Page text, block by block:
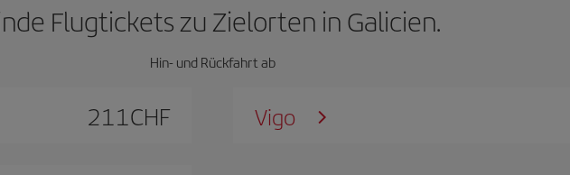
Flugtickets zu Zielorten in Galicien.
Hin- und Rückfahrt ab
211CHF Vigo